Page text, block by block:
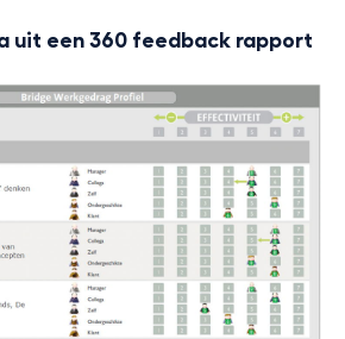
uit een 360 feedback rapport